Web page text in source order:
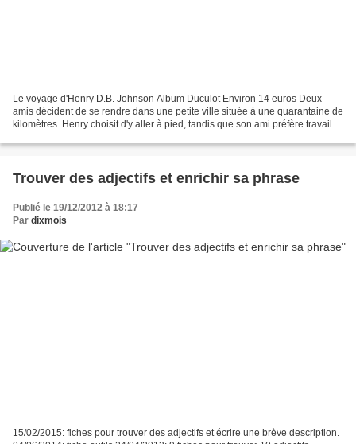
Le voyage d'Henry D.B. Johnson Album Duculot Environ 14 euros Deux
amis décident de se rendre dans une petite ville située à une quarantaine de
kilomètres. Henry choisit d'y aller à pied, tandis que son ami préfère travailler
Trouver des adjectifs et enrichir sa phrase
Publié le 19/12/2012 à 18:17
Par dixmois
15/02/2015: fiches pour trouver des adjectifs et écrire une brève description.